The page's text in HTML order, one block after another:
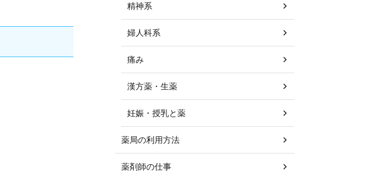
精神系
婦人科系
痛み
漢方薬・生薬
妊娠・授乳と薬
薬局の利用方法
薬剤師の仕事